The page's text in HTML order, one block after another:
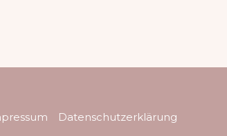
Datenschutzerklärung